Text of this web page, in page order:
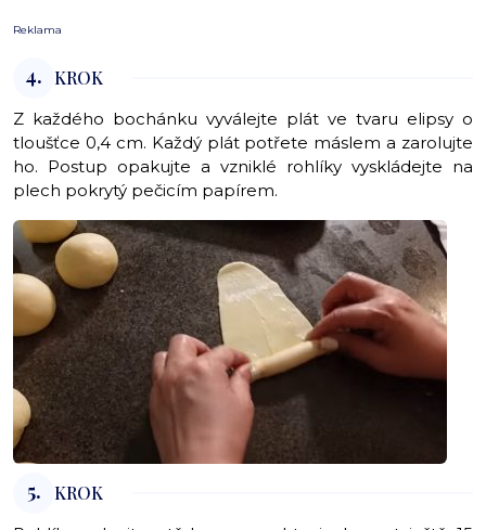
Reklama
4. KROK
Z každého bochánku vyválejte plát ve tvaru elipsy o
tloušťce 0,4 cm. Každý plát potřete máslem a zarolujte
ho. Postup opakujte a vzniklé rohlíky vyskládejte na
plech pokrytý pečicím papírem.
5. KROK